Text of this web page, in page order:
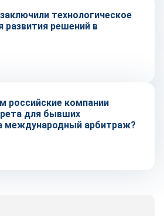
технологическое
развития решений в
российские компании
для бывших
международный арбитраж?